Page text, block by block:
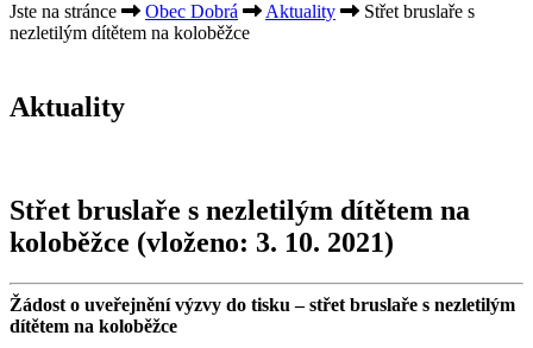
Jste na stránce Obec Dobrá Aktuality
Střet bruslaře s
nezletilým dítětem na koloběžce
Aktuality
Střet bruslaře s nezletilým dítětem na
koloběžce (vloženo: 3. 10. 2021)
Žádost o uveřejnění výzvy do tisku – střet bruslaře s nezletilým
dítětem na koloběžce